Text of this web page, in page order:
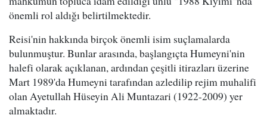
önemli rol aldığı belirtilmektedir.
Reisi'nin hakkında birçok önemli isim suçlamalarda
bulunmuştur. Bunlar arasında, başlangıçta Humeyni'nin
halefi olarak açıklanan, ardından çeşitli itirazları üzerine
Mart 1989'da Humeyni tarafından azledilip rejim muhalifi
olan Ayetullah Hüseyin Ali Muntazari (1922-2009) yer
almaktadır.